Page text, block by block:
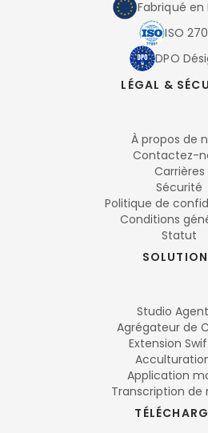
Fabriqué en
ISO
DPO
LÉGAL &
À propos de
Contactez-
Carrières
Sécurité
Politique de
Conditions
Statut
Studio
Agrégateur de
Extension
Application
Transcription de